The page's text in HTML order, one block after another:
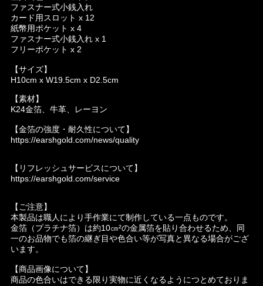
ファスナー式小銭入れ
カード用スロット x 12
紙幣用ポケット x 4
ファスナー式小銭入れ x 1
フリーポケット x 2
【サイズ】
H10cm x W19.5cm x D2.5cm
【素材】
K24金箔、牛革、レーヨン
【金箔の強度・耐久性について】
https://earshgold.com/news/quality
【リフレッシュサービスについて】
https://earshgold.com/service
【ご注意】
本製品は職人により手作業にて制作している一点ものです。
金箔（プラチナ箔）は約10㎝²の金属箔を貼り合わせるため、同
一のお品物でも箔の継ぎ目や色合い等が写真と異なる場合がござ
います。
【商品画像について】
商品の色合いはできる限り実物に近くなるようにつとめておりま